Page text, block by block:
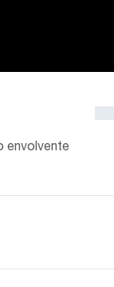
envolvente